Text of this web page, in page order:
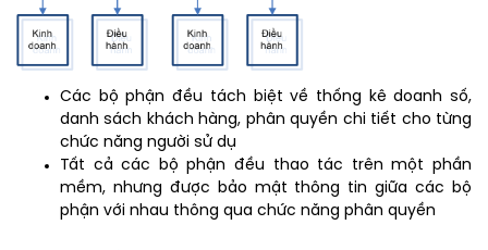
Các bộ phận đều tách biệt về thống kê doanh số,
danh sách khách hàng, phân quyền chi tiết cho từng
chức năng người sử dụ
Tất cả các bộ phận đều thao tác trên một phần
mềm, nhưng được bảo mật thông tin giữa các bộ
phận với nhau thông qua chức năng phân quyền